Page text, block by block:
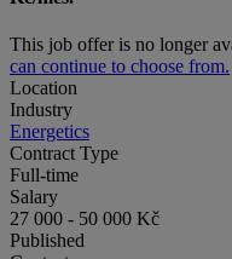
This job offer is no longer
can continue to choose from.
Location
Industry
Energetics
Contract Type
Full-time
Salary
27 000 - 50 000 Kč
Published